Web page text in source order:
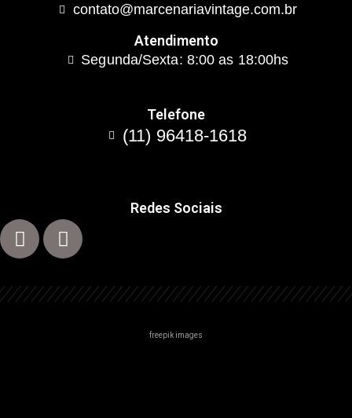
contato@marcenariavintage.com.br
Atendimento
Segunda/Sexta: 8:00 as 18:00hs
Telefone
(11) 96418-1618
Redes Sociais
freepik images